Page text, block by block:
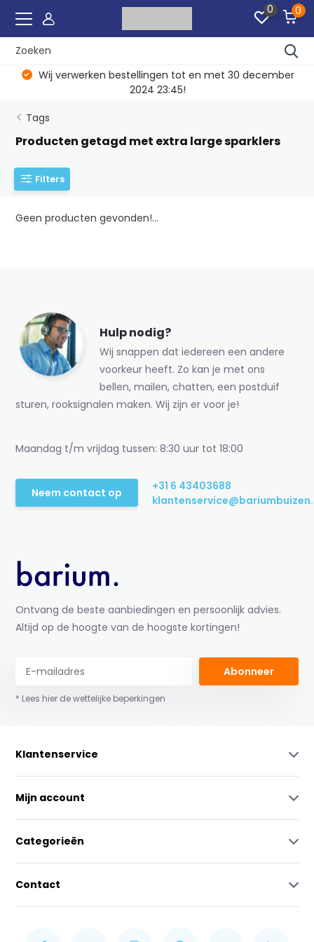
0 0
Wij verwerken bestellingen tot en met 30 december
2024 23:45!
Tags
Producten getagd met extra large sparklers
Filters
Geen producten gevonden!...
Hulp nodig?
Wij snappen dat iedereen een andere
voorkeur heeft. Zo kan je met ons
bellen, mailen, chatten, een postduif
sturen, rooksignalen maken. Wij zijn er voor je!
Maandag t/m vrijdag tussen: 8:30 uur tot 18:00
Neem contact op
+31 6 43403688
Ontvang de beste aanbiedingen en persoonlijk advies.
Altijd op de hoogte van de hoogste kortingen!
Abonneer
* Lees hier de wettelijke beperkingen
Klantenservice
Mijn account
Categorieën
Contact